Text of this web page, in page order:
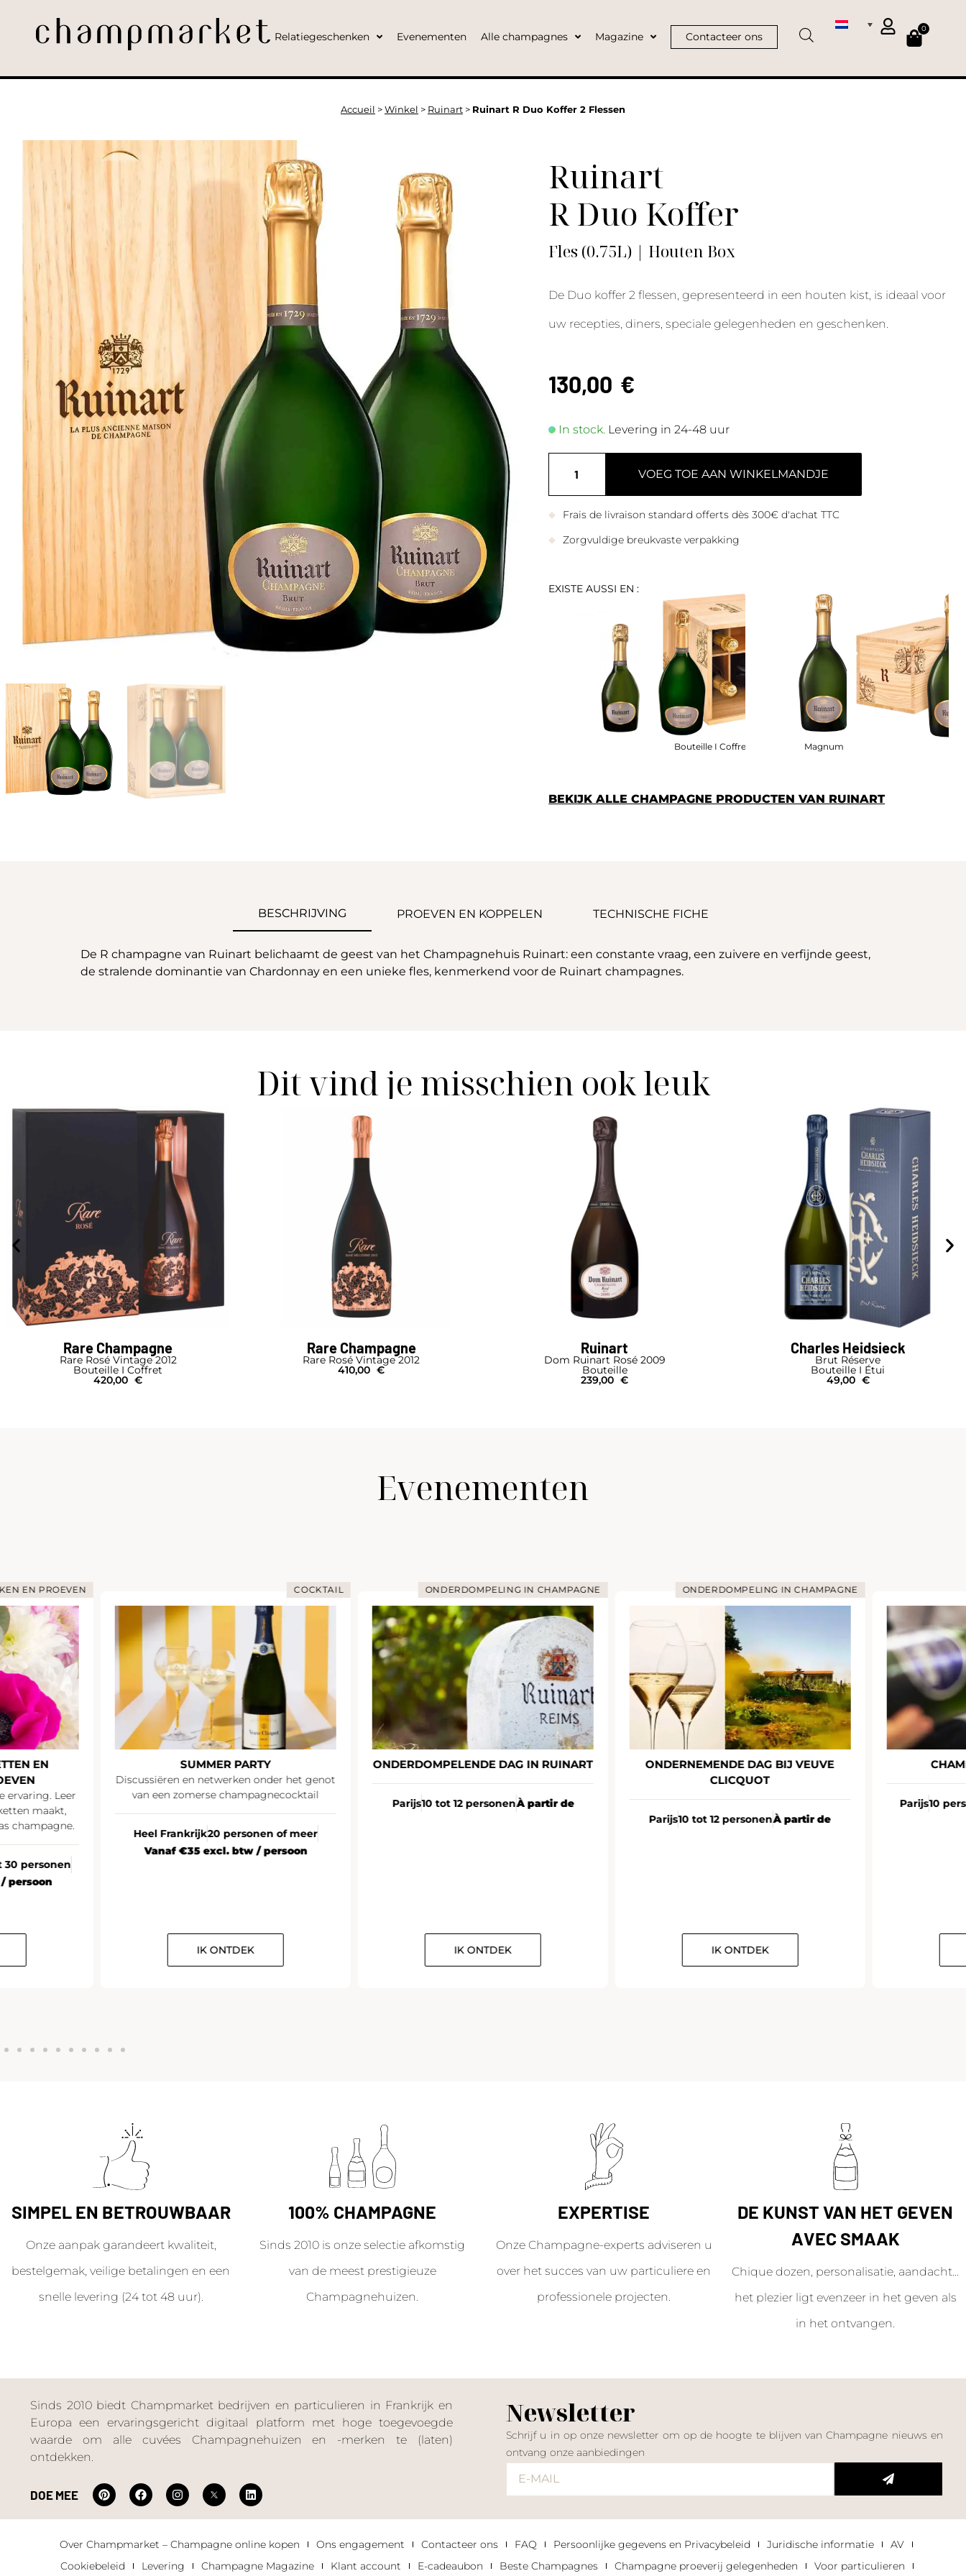
Relatiegeschenken Evenementen Alle champagnes Magazine Contacteer ons
0
Accueil > Winkel > Ruinart > Ruinart R Duo Koffer 2 Flessen
Ruinart
R Duo Koffer
Fles (0.75L) | Houten Box
De Duo koffer 2 flessen, gepresenteerd in een houten kist, is ideaal voor
uw recepties, diners, speciale gelegenheden en geschenken.
130,00 €
In stock. Levering in 24-48 uur
VOEG TOE AAN WINKELMANDJE
Frais de livraison standard offerts dès 300€ d'achat TTC
Zorgvuldige breukvaste verpakking
EXISTE AUSSI EN :
Bouteille I Coffret Bois Magnum
BEKIJK ALLE CHAMPAGNE PRODUCTEN VAN RUINART
BESCHRIJVING PROEVEN EN KOPPELEN TECHNISCHE FICHE
De R champagne van Ruinart belichaamt de geest van het Champagnehuis Ruinart: een constante vraag, een zuivere en verfijnde geest,
de stralende dominantie van Chardonnay en een unieke fles, kenmerkend voor de Ruinart champagnes.
Dit vind je misschien ook leuk
Rare Champagne
Rare Rosé Vintage 2012
Bouteille I Coffret
420,00 €
Rare Champagne
Rare Rosé Vintage 2012
410,00 €
Ruinart
Dom Ruinart Rosé 2009
Bouteille
239,00 €
Charles Heidsieck
Brut Réserve
Bouteille I Étui
49,00 €
Evenementen
EN PROEVEN
EN
ervaring. Leer
maakt,
champagne.
30 personen
persoon
COCKTAIL
SUMMER PARTY
Discussiëren en netwerken onder het genot
van een zomerse champagnecocktail
Heel Frankrijk20 personen of meer
Vanaf €35 excl. btw / persoon
IK ONTDEK
ONDERDOMPELING IN CHAMPAGNE
ONDERDOMPELENDE DAG IN RUINART
Parijs10 tot 12 personenÀ partir de
IK ONTDEK
ONDERDOMPELING IN CHAMPAGNE
ONDERNEMENDE DAG BIJ VEUVE
CLICQUOT
Parijs10 tot 12 personenÀ partir de
IK ONTDEK
Parijs10
SIMPEL EN BETROUWBAAR
Onze aanpak garandeert kwaliteit,
bestelgemak, veilige betalingen en een
snelle levering (24 tot 48 uur).
100% CHAMPAGNE
Sinds 2010 is onze selectie afkomstig
van de meest prestigieuze
Champagnehuizen.
EXPERTISE
Onze Champagne-experts adviseren u
over het succes van uw particuliere en
professionele projecten.
DE KUNST VAN HET GEVEN
AVEC SMAAK
Chique dozen, personalisatie, aandacht...
het plezier ligt evenzeer in het geven als
in het ontvangen.
Sinds 2010 biedt Champmarket bedrijven en particulieren in Frankrijk en
Europa een ervaringsgericht digitaal platform met hoge toegevoegde
waarde om alle cuvées Champagnehuizen en -merken te (laten)
ontdekken.
DOE MEE
Newsletter
Schrijf u in op onze newsletter om op de hoogte te blijven van Champagne nieuws en
ontvang onze aanbiedingen
Over Champmarket – Champagne online kopen Ons engagement Contacteer ons FAQ Persoonlijke gegevens en Privacybeleid Juridische informatie
AV
Cookiebeleid
Levering Champagne Magazine Klant account E-cadeaubon Beste Champagnes Champagne proeverij gelegenheden Voor particulieren